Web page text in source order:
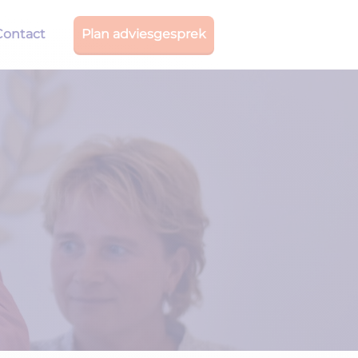
Plan adviesgesprek